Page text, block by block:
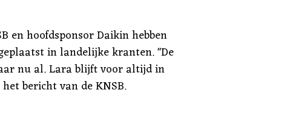
en hoofdsponsor Daikin hebben
in landelijke kranten. "De
nu al. Lara blijft voor altijd in
bericht van de KNSB.